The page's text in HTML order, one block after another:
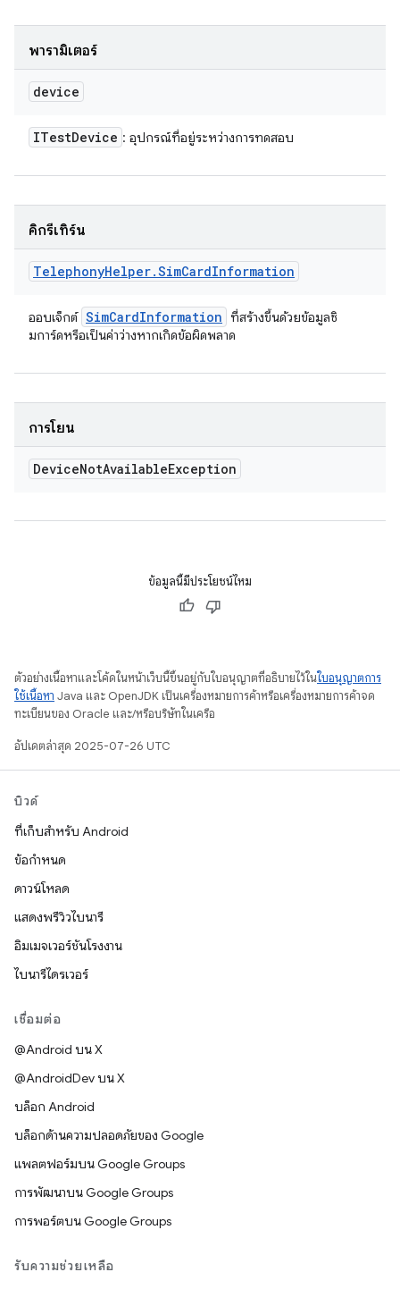
พารามิเตอร์
device
ITestDevice : อุปกรณ์ที่อยู่ระหว่างการทดสอบ
คิกรีเทิร์น
TelephonyHelper.SimCardInformation
ออบเจ็กต์ SimCardInformation ที่สร้างขึ้นด้วยข้อมูลซิ
มการ์ดหรือเป็นค่าว่างหากเกิดข้อผิดพลาด
การโยน
DeviceNotAvailableException
ข้อมูลนี้มีประโยชน์ไหม
ตัวอย่างเนื้อหาและโค้ดในหน้าเว็บนี้ขึ้นอยู่กับใบอนุญาตที่อธิบายไว้ในใบอนุญาตการ
ใช้เนื้อหา Java และ OpenJDK เป็นเครื่องหมายการค้าหรือเครื่องหมายการค้าจด
ทะเบียนของ Oracle และ/หรือบริษัทในเครือ
อัปเดตล่าสุด 2025-07-26 UTC
บิวด์
ที่เก็บสำหรับ Android
ข้อกำหนด
ดาวน์โหลด
แสดงพรีวิวไบนารี
อิมเมจเวอร์ชันโรงงาน
ไบนารีไดรเวอร์
เชื่อมต่อ
@Android บน X
@AndroidDev บน X
บล็อก Android
บล็อกด้านความปลอดภัยของ Google
แพลตฟอร์มบน Google Groups
การพัฒนาบน Google Groups
การพอร์ตบน Google Groups
รับความช่วยเหลือ